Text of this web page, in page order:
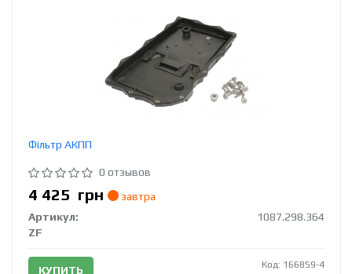
Фільтр АКПП
0 отзывов
4 425 грн
завтра
Артикул:
1087.298.364
ZF
КУПИТЬ Код: 166859-4